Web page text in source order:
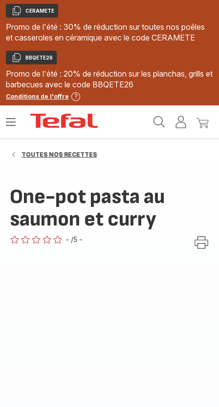
Copier
CERAMETE
Promo de l'été : 30% de réduction sur toutes nos poêles
et casseroles en céramique avec le code CERAMETE
Copier
BBQETE26
Promo de l'été : 20% de réduction sur les planchas, grills et
barbecues avec le code BBQETE26
Conditions de l'offre
MonMon
Ouvrir
TOUTES NOS RECETTES
One-pot pasta au
saumon et curry
- /5 -